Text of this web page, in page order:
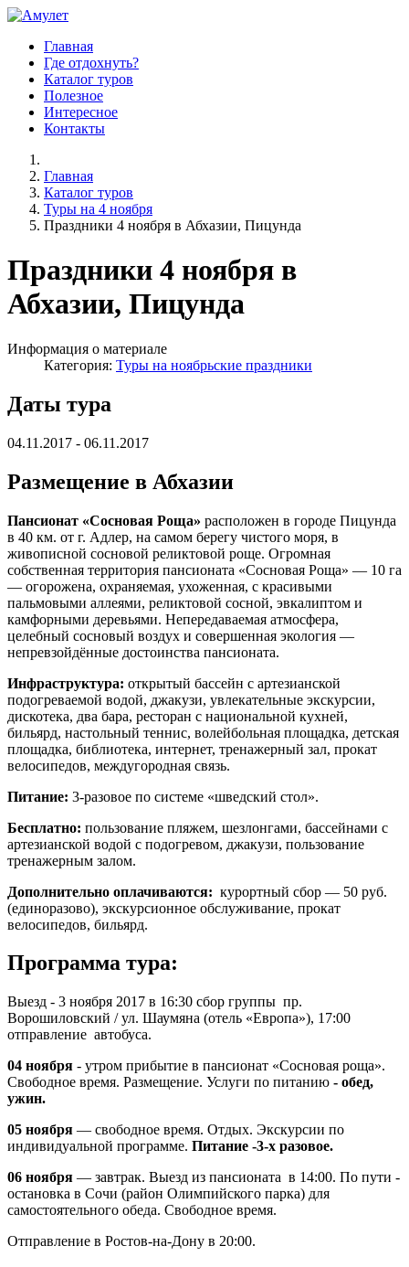
Главная
Где отдохнуть?
Каталог туров
Полезное
Интересное
Контакты
Главная
Каталог туров
Туры на 4 ноября
Праздники 4 ноября в Абхазии, Пицунда
Праздники 4 ноября в
Абхазии, Пицунда
Информация о материале
Категория: Туры на ноябрьские праздники
Даты тура
04.11.2017 - 06.11.2017
Размещение в Абхазии
Пансионат «Сосновая Роща» расположен в городе Пицунда
в 40 км. от г. Адлер, на самом берегу чистого моря, в
живописной сосновой реликтовой роще. Огромная
собственная территория пансионата «Сосновая Роща» — 10 га
— огорожена, охраняемая, ухоженная, с красивыми
пальмовыми аллеями, реликтовой сосной, эвкалиптом и
камфорными деревьями. Непередаваемая атмосфера,
целебный сосновый воздух и совершенная экология —
непревзойдённые достоинства пансионата.
Инфраструктура: открытый бассейн с артезианской
подогреваемой водой, джакузи, увлекательные экскурсии,
дискотека, два бара, ресторан с национальной кухней,
бильярд, настольный теннис, волейбольная площадка, детская
площадка, библиотека, интернет, тренажерный зал, прокат
велосипедов, междугородная связь.
Питание: 3-разовое по системе «шведский стол».
Бесплатно: пользование пляжем, шезлонгами, бассейнами с
артезианской водой с подогревом, джакузи, пользование
тренажерным залом.
Дополнительно оплачиваются: курортный сбор — 50 руб.
(единоразово), экскурсионное обслуживание, прокат
велосипедов, бильярд.
Программа тура:
Выезд - 3 ноября 2017 в 16:30 сбор группы пр.
Ворошиловский / ул. Шаумяна (отель «Европа»), 17:00
отправление автобуса.
04 ноября - утром прибытие в пансионат «Сосновая роща».
Свободное время. Размещение. Услуги по питанию - обед,
ужин.
05 ноября — свободное время. Отдых. Экскурсии по
индивидуальной программе. Питание -3-х разовое.
06 ноября — завтрак. Выезд из пансионата в 14:00. По пути -
остановка в Сочи (район Олимпийского парка) для
самостоятельного обеда. Свободное время.
Отправление в Ростов-на-Дону в 20:00.